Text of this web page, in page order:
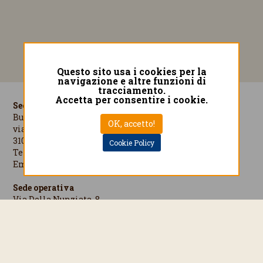
Sede operativa e amministrativa
Buona Compagnia Gourmet S.p.A.
via Enrico Mattei, 45
31055 Quinto di Treviso (TV) Italia
Tel: +39-0422-470610 - Fax: +39-0422-470639
Email:
Sede operativa
Via Della Nunziata, 8
Questo sito usa i cookies per la
navigazione e altre funzioni di
tracciamento.
Accetta per consentire i cookie.
OK, accetto!
Cookie Policy